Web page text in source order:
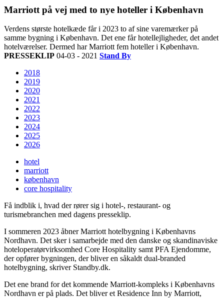
Marriott på vej med to nye hoteller i København
Verdens største hotelkæde får i 2023 to af sine varemærker på
samme bygning i København. Det ene får hotellejligheder, det andet
hotelværelser. Dermed har Marriott fem hoteller i København.
PRESSEKLIP 04-03 - 2021 Stand By
2018
2019
2020
2021
2022
2023
2024
2025
2026
hotel
marriott
københavn
core hospitality
Få indblik i, hvad der rører sig i hotel-, restaurant- og
turismebranchen med dagens presseklip.
I sommeren 2023 åbner Marriott hotelbygning i Københavns
Nordhavn. Det sker i samarbejde med den danske og skandinaviske
hoteloperatørvirksomhed Core Hospitality samt PFA Ejendomme,
der opfører bygningen, der bliver en såkaldt dual-branded
hotelbygning, skriver Standby.dk.
Det ene brand for det kommende Marriott-kompleks i Københavns
Nordhavn er på plads. Det bliver et Residence Inn by Marriott,